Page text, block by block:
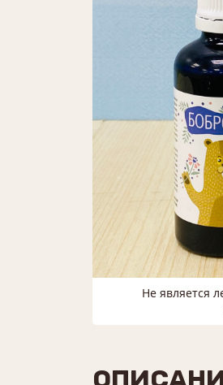
Не является